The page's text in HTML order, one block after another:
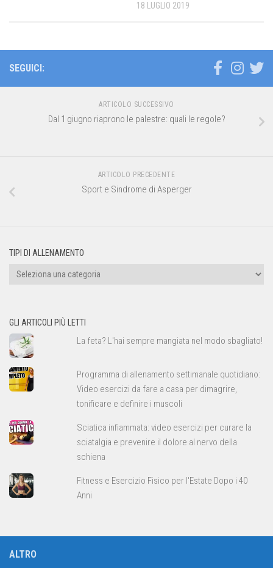
18 LUGLIO 2019
SEGUICI:
ARTICOLO SUCCESSIVO
Dal 1 giugno riaprono le palestre: quali le regole?
ARTICOLO PRECEDENTE
Sport e Sindrome di Asperger
TIPI DI ALLENAMENTO
Tipi
GLI ARTICOLI PIÙ LETTI
La feta? L'hai sempre mangiata nel modo sbagliato!
Programma di allenamento settimanale quotidiano:
Video esercizi da fare a casa per dimagrire,
tonificare e definire i muscoli
Sciatica infiammata: video esercizi per curare la
sciatalgia e prevenire il dolore al nervo della
schiena
Fitness e Esercizio Fisico per l'Estate Dopo i 40
Anni
ALTRO